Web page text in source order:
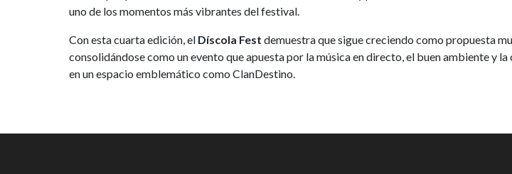
uno de los momentos más vibrantes del festival.
Con esta cuarta edición, el Díscola Fest demuestra que sigue creciendo como propuesta
consolidándose como un evento que apuesta por la música en directo, el buen ambiente y
en un espacio emblemático como ClanDestino.